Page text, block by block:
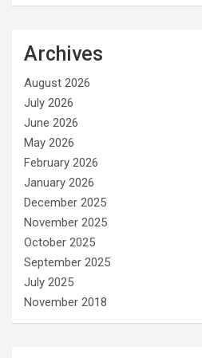
Archives
August 2026
July 2026
June 2026
May 2026
February 2026
January 2026
December 2025
November 2025
October 2025
September 2025
July 2025
November 2018